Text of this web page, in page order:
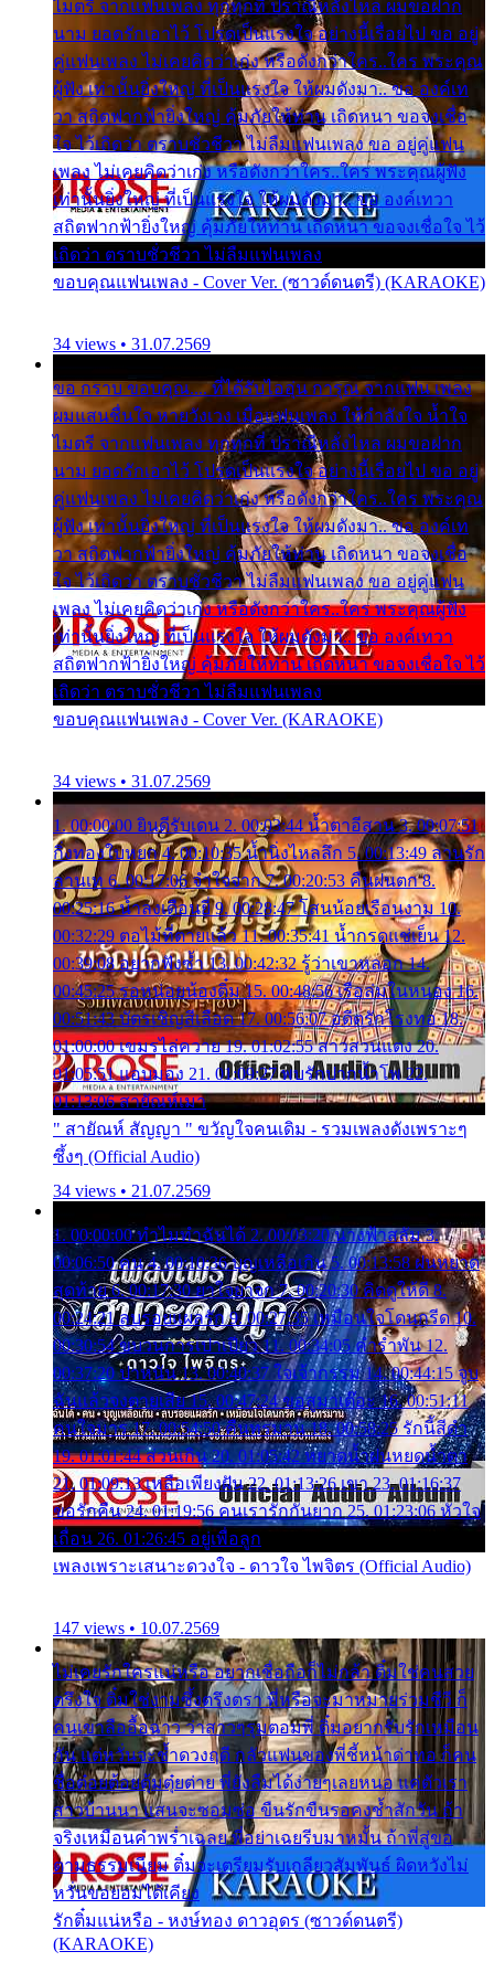
ไมตรี จากแฟนเพลง ทุกทุกที่ ปราณีหลั่งไหล ผมขอฝาก
นาม ยอดรักเอาไว้ โปรดเป็นแรงใจ อย่างนี้เรื่อยไป ขอ อยู่
คู่แฟนเพลง ไม่เคยคิดว่าเก่ง หรือดังกว่าใคร..ใคร พระคุณ
ผู้ฟัง เท่านั้นยิ่งใหญ่ ที่เป็นแรงใจ ให้ผมดังมา.. ขอ องค์เท
วา สถิตฟากฟ้ายิ่งใหญ่ คุ้มภัยให้ท่าน เถิดหนา ขอจงเชื่อ
ใจ ไว้เถิดว่า ตราบชั่วชีวา ไม่ลืมแฟนเพลง ขอ อยู่คู่แฟน
เพลง ไม่เคยคิดว่าเก่ง หรือดังกว่าใคร..ใคร พระคุณผู้ฟัง
เท่านั้นยิ่งใหญ่ ที่เป็นแรงใจ ให้ผมดังมา.. ขอ องค์เทวา
สถิตฟากฟ้ายิ่งใหญ่ คุ้มภัยให้ท่าน เถิดหนา ขอจงเชื่อใจ ไว้
เถิดว่า ตราบชั่วชีวา ไม่ลืมแฟนเพลง
ขอบคุณแฟนเพลง - Cover Ver. (ซาวด์ดนตรี) (KARAOKE)
34 views • 31.07.2569
ขอ กราบ ขอบคุณ.... ที่ได้รับไออุ่น การุณ จากแฟน เพลง
ผมแสนชื่นใจ หายวังเวง เมื่อแฟนเพลง ให้กำลังใจ น้ำใจ
ไมตรี จากแฟนเพลง ทุกทุกที่ ปราณีหลั่งไหล ผมขอฝาก
นาม ยอดรักเอาไว้ โปรดเป็นแรงใจ อย่างนี้เรื่อยไป ขอ อยู่
คู่แฟนเพลง ไม่เคยคิดว่าเก่ง หรือดังกว่าใคร..ใคร พระคุณ
ผู้ฟัง เท่านั้นยิ่งใหญ่ ที่เป็นแรงใจ ให้ผมดังมา.. ขอ องค์เท
วา สถิตฟากฟ้ายิ่งใหญ่ คุ้มภัยให้ท่าน เถิดหนา ขอจงเชื่อ
ใจ ไว้เถิดว่า ตราบชั่วชีวา ไม่ลืมแฟนเพลง ขอ อยู่คู่แฟน
เพลง ไม่เคยคิดว่าเก่ง หรือดังกว่าใคร..ใคร พระคุณผู้ฟัง
เท่านั้นยิ่งใหญ่ ที่เป็นแรงใจ ให้ผมดังมา.. ขอ องค์เทวา
สถิตฟากฟ้ายิ่งใหญ่ คุ้มภัยให้ท่าน เถิดหนา ขอจงเชื่อใจ ไว้
เถิดว่า ตราบชั่วชีวา ไม่ลืมแฟนเพลง
ขอบคุณแฟนเพลง - Cover Ver. (KARAOKE)
34 views • 31.07.2569
1. 00:00:00 ยินดีรับเดน 2. 00:03:44 น้ำตาอีสาน 3. 00:07:51
กิ่งทองใบหยก 4. 00:10:35 น้ำนิ่งไหลลึก 5. 00:13:49 ลานรัก
ลานเท 6. 00:17:06 จำใจจาก 7. 00:20:53 คืนฝนตก 8.
00:25:16 น้ำลงเดือนยี่ 9. 00:28:47 โสนน้อยเรือนงาม 10.
00:32:29 ตอไม้ที่ตายแล้ว 11. 00:35:41 น้ำกรดแช่เย็น 12.
00:39:08 อยากฟังซ้ำ 13. 00:42:32 รู้ว่าเขาหลอก 14.
00:45:25 รอหน่อยน้องติ๋ม 15. 00:48:56 เรือล่มในหนอง 16.
00:51:43 บัตรเชิญสีเลือด 17. 00:56:07 อดีตรักโรงทอ 18.
01:00:00 เขมรไล่ควาย 19. 01:02:55 สาวสวนแตง 20.
01:05:51 แอบมอง 21. 01:09:27 พบรักปากน้ำโพ 22.
01:13:06 สายัณห์เมา
" สายัณห์ สัญญา " ขวัญใจคนเดิม - รวมเพลงดังเพราะๆ
ซึ้งๆ (Official Audio)
34 views • 21.07.2569
1. 00:00:00 ทำไมทำฉันได้ 2. 00:03:20 นางฟ้าสลัม 3.
00:06:50 คน 4. 00:10:36 บุญเหลือเกิน 5. 00:13:58 ฝนหยาด
สุดท้าย 6. 00:17:30 ยาใจยาจก 7. 00:20:30 คิดดูให้ดี 8.
00:24:21 ลบรอยแผลรัก 9. 00:27:35 เหมือนใจโดนกรีด 10.
00:30:54 ขบวนการเปาเปียว 11. 00:34:05 คำรำพัน 12.
00:37:20 ปาหนัน 13. 00:40:37 ใจเจ้ากรรม 14. 00:44:15 จูบ
ฉันแล้วจงตายเสีย 15. 00:47:24 ขอสูมาเต๊อะ 16. 00:51:11
คนใจมาร 17. 00:54:50 คืนทรมาน 18. 00:58:25 รักนี้สีดำ
19. 01:01:44 ส่วนเกิน 20. 01:05:42 หยาดน้ำฝนหยดน้ำตา
21. 01:09:13 เหลือเพียงฝัน 22. 01:13:26 เขา 23. 01:16:37
ขอรักคืน 24. 01:19:56 คนเรารักกันยาก 25. 01:23:06 หัวใจ
เถื่อน 26. 01:26:45 อยู่เพื่อลูก
เพลงเพราะเสนาะดวงใจ - ดาวใจ ไพจิตร (Official Audio)
147 views • 10.07.2569
ไม่เคยรักใครแน่หรือ อยากเชื่อถือก็ไม่กล้า ติ๋มใช่คนสวย
ตรึงใจ ติ๋มใช่งามซึ้งตรึงตรา พี่หรือจะมาหมายร่วมชีวี ก็
คนเขาลืออื้อฉาว ว่าสาวๆรุมตอมพี่ ติ๋มอยากรับรักเหมือน
กัน แต่หวั่นจะช้ำดวงฤดี กลัวแฟนของพี่ชี้หน้าด่าทอ ก็คน
ชื่อต๋อยต้อยตุ้มตุ๋ยต่าย พี่ยังลืมได้ง่ายๆเลยหนอ แค่ตัวเรา
สาวบ้านนา แสนจะซอมซ่อ ขืนรักขืนรอคงช้ำสักวัน ถ้า
จริงเหมือนคำพร่ำเฉลย พี่อย่าเฉยรีบมาหมั้น ถ้าพี่สู่ขอ
ตามธรรมเนียม ติ๋มจะเตรียมรับเกลียวสัมพันธ์ ผิดหวังไม่
หวั่นขอยอมได้เคียง
รักติ๋มแน่หรือ - หงษ์ทอง ดาวอุดร (ซาวด์ดนตรี)
(KARAOKE)